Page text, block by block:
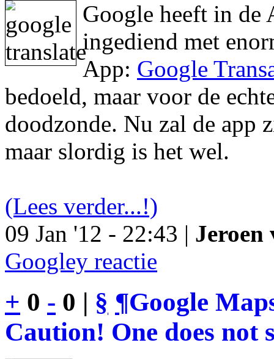
Google heeft in de
ingediend met
App: Google
bedoeld, maar voor de
doodzonde. Nu zal de app
maar slordig is het wel.
(Lees verder...!)
09 Jan '12 - 22:43 | Jeroen
Googley reactie
+ 0 - 0 | § ¶Google
Caution! One does